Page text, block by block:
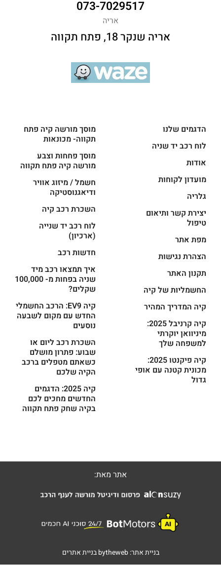
073-7029517
אריה
אריה שנקר 18, פתח תקווה
הדגמים שלנו
לוח רכב יד שניה
אודות
מועדון לקוחות
גלריה
יצירת קשר ותיאום
טיפול
מפת אתר
הצהרת נגישות
תקנון האתר
החשמליות של קיה
קיה המדריך המהיר
קיה קרניבל 2025:
מיניוואן יוקרתי
למשפחה שלך
קיה פיקנטו 2025:
מכונית קטנה עם אופי
גדול
מוסך מורשה קיה פתח
תקווה- מכונאות
מוסך פחחות וצבע
מורשה קיה פתח תקווה
חשמל / מיזוג אוויר
ודיאגנוסטיקה
השכרת רכב קיה
לוח רכב יד שנייה
(ארכיון)
חדשות רכב
איך תמצאו רכב מיד
שניה בפחות מ- 100,000
שקלים?
קיה EV9: הרכב החשמלי
החדש עם מקום לשבעה
נוסעים
השכרת רכב ליום או
שבוע: פתרון מושלם
כשאתם מטפלים ברכב
הקיה שלכם
קיה 2025: הדגמים
החדשים מחכים לכם
בקיה שחק פתח תקווה
אתר מאת:
בניית אתר:bytheweb בניית אתרים